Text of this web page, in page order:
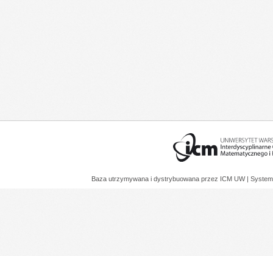
Baza utrzymywana i dystrybuowana przez ICM UW |